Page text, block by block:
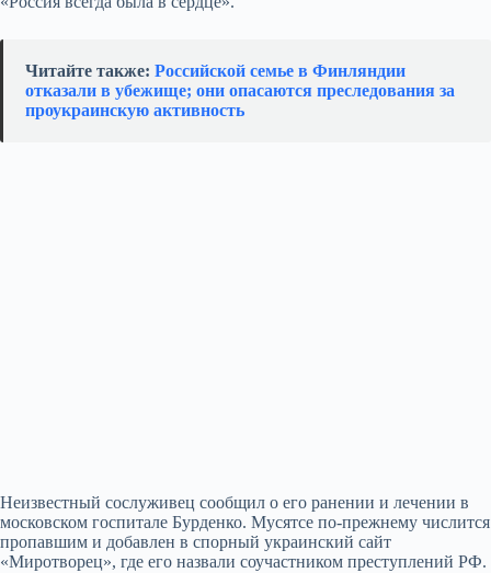
Читайте также: Российской семье в Финляндии
отказали в убежище; они опасаются преследования за
проукраинскую активность
Неизвестный сослуживец сообщил о его ранении и лечении в
московском госпитале Бурденко. Мусятсе по‑прежнему числится
пропавшим и добавлен в спорный украинский сайт
«Миротворец», где его назвали соучастником преступлений РФ.